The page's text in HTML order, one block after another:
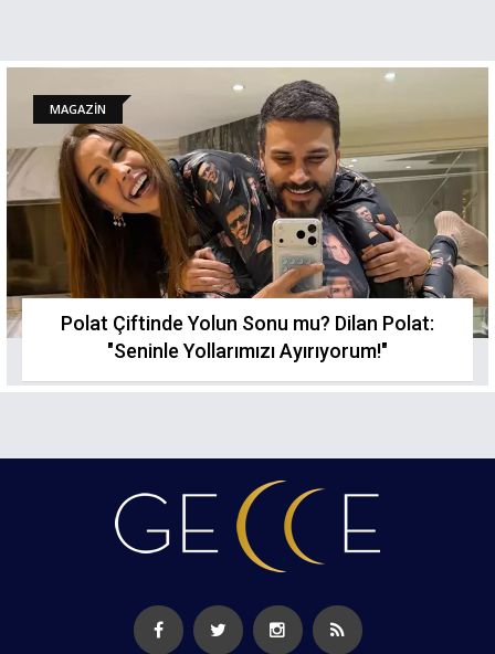
MAGAZİN
Polat Çiftinde Yolun Sonu mu? Dilan Polat:
"Seninle Yollarımızı Ayırıyorum!"